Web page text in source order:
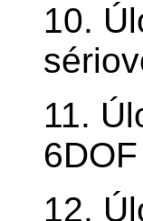
10.
11.
12.